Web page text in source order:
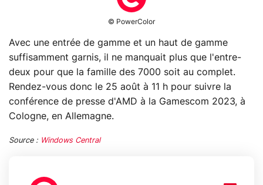
© PowerColor
Avec une entrée de gamme et un haut de gamme
suffisamment garnis, il ne manquait plus que l'entre-
deux pour que la famille des 7000 soit au complet.
Rendez-vous donc le 25 août à 11 h pour suivre la
conférence de presse d'AMD à la Gamescom 2023, à
Cologne, en Allemagne.
Source : Windows Central